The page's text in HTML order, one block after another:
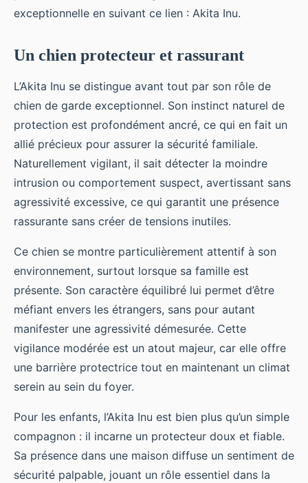
exceptionnelle en suivant ce lien : Akita Inu.
Un chien protecteur et rassurant
L’Akita Inu se distingue avant tout par son rôle de
chien de garde exceptionnel. Son instinct naturel de
protection est profondément ancré, ce qui en fait un
allié précieux pour assurer la sécurité familiale.
Naturellement vigilant, il sait détecter la moindre
intrusion ou comportement suspect, avertissant sans
agressivité excessive, ce qui garantit une présence
rassurante sans créer de tensions inutiles.
Ce chien se montre particulièrement attentif à son
environnement, surtout lorsque sa famille est
présente. Son caractère équilibré lui permet d’être
méfiant envers les étrangers, sans pour autant
manifester une agressivité démesurée. Cette
vigilance modérée est un atout majeur, car elle offre
une barrière protectrice tout en maintenant un climat
serein au sein du foyer.
Pour les enfants, l’Akita Inu est bien plus qu’un simple
compagnon : il incarne un protecteur doux et fiable.
Sa présence dans une maison diffuse un sentiment de
sécurité palpable, jouant un rôle essentiel dans la